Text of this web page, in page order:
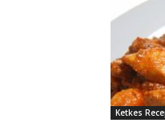
Ketkes